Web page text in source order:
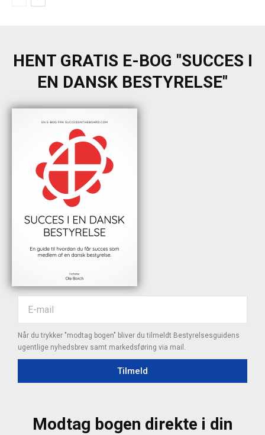
HENT GRATIS E-BOG "SUCCES I
EN DANSK BESTYRELSE"
Når du trykker "modtag bogen" bliver du tilmeldt Bestyrelsesguidens
ugentlige nyhedsbrev samt markedsføring via mail.
Tilmeld
Modtag bogen direkte i din